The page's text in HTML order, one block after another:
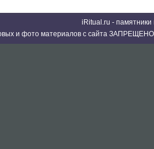
iRitual.ru -
и фото материалов с сайта